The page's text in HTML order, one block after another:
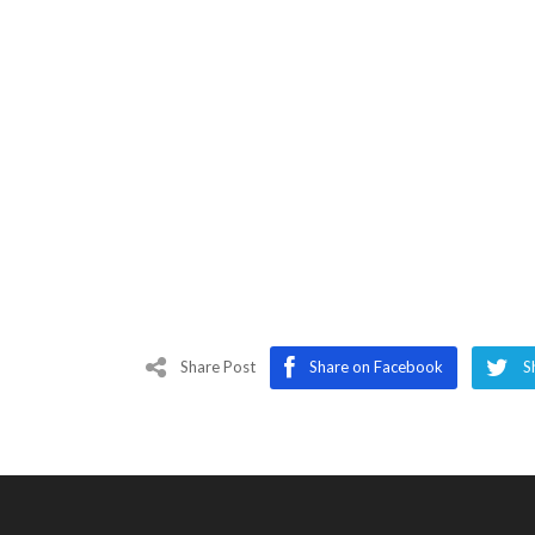
Share Post Share on Facebook